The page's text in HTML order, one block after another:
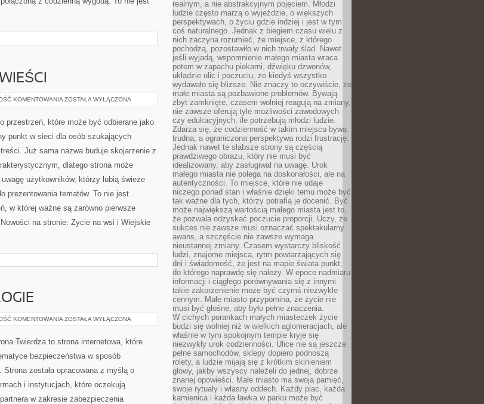
KOMENTOWANIA WIEJSKIE
OPOWIEŚCI
ZOSTAŁA WYŁĄCZONA
przestrzeń, które może być odbierane jako
punkt w sieci dla osób szukających
Już sama nazwa buduje skojarzenie z
dlatego strona może
użytkowników, którzy lubią świeże
prezentowania tematów. To nie jest
w której ważne są zarówno pierwsze
na stronie: Życie na wsi i Wiejskie
KOMENTOWANIA NOWOCZESNE
ZOSTAŁA WYŁĄCZONA
Twierdza to strona internetowa, które
bezpieczeństwa w sposób
Strona została opracowana z myślą o
i instytucjach, które oczekują
w zakresie zabezpieczenia
realnym, a nie abstrakcyjnym pojęciem. Młodzi
ludzie często marzą o wyjeździe, o większych
perspektywach, o życiu gdzie indziej i jest w tym
coś naturalnego. Jednak z biegiem czasu wielu z
nich zaczyna rozumieć, że miejsce, z którego
pochodzą, pozostawiło w nich trwały ślad. Nawet
jeśli wyjadą, wspomnienie małego miasta wraca
potem w zapachu piekarni, dźwięku dzwonów,
układzie ulic i poczuciu, że kiedyś wszystko
wydawało się bliższe. Nie znaczy to oczywiście, że
małe miasta są pozbawione problemów. Bywają
zbyt zamknięte, czasem wolniej reagują na zmiany,
nie zawsze oferują tyle możliwości zawodowych
czy edukacyjnych, ile potrzebują młodzi ludzie.
Zdarza się, że codzienność w takim miejscu bywa
trudna, a ograniczona perspektywa rodzi frustrację.
Jednak nawet te słabsze strony są częścią
prawdziwego obrazu, który nie musi być
idealizowany, aby zasługiwał na uwagę. Urok
małego miasta nie polega na doskonałości, ale na
autentyczności. To miejsce, które nie udaje
niczego ponad stan i właśnie dzięki temu może być
tak ważne dla tych, którzy potrafią je docenić. Być
może największą wartością małego miasta jest to,
że pozwala odzyskać poczucie proporcji. Uczy, że
sukces nie zawsze musi oznaczać spektakularny
awans, a szczęście nie zawsze wymaga
nieustannej zmiany. Czasem wystarczy bliskość
ludzi, znajome miejsca, rytm powtarzających się
dni i świadomość, że jest na mapie świata punkt,
do którego naprawdę się należy. W epoce nadmiaru
informacji i ciągłego porównywania się z innymi
takie zakorzenienie może być czymś niezwykle
cennym. Małe miasto przypomina, że życie nie
musi być głośne, aby było pełne znaczenia.
W cichych porankach małych miasteczek życie
budzi się wolniej niż w wielkich aglomeracjach, ale
właśnie w tym spokojnym tempie kryje się
niezwykły urok codzienności. Ulice nie są jeszcze
pełne samochodów, sklepy dopiero podnoszą
rolety, a ludzie mijają się z krótkim skinieniem
głowy, jakby wszyscy należeli do jednej, dobrze
znanej opowieści. Małe miasto ma swoją pamięć,
swoje rytuały i własny oddech. Każdy plac, każda
kamienica i każda ławka w parku może być